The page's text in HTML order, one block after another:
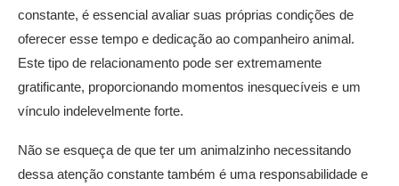
constante, é essencial avaliar suas próprias condições de
oferecer esse tempo e dedicação ao companheiro animal.
Este tipo de relacionamento pode ser extremamente
gratificante, proporcionando momentos inesquecíveis e um
vínculo indelevelmente forte.
Não se esqueça de que ter um animalzinho necessitando
dessa atenção constante também é uma responsabilidade e